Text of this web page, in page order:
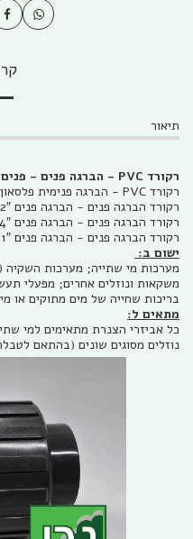
תיאור
רקורד PVC - הברגה פנים - פנים פלסאון
רקורד PVC - הברגה פנימית פלסאון, קוטר לבחירה
רקורד הברגה פנים - הברגה פנים 1/2″ × 1/2″
רקורד הברגה פנים - הברגה פנים 3/4″ × 3/4″
רקורד הברגה פנים - הברגה פנים 1″ × 1″
ישום ב:
מערכות מי שתייה; מערכות השקיה
משקאות ונוזלים אחרים; מפעלי
בריכות שחייה של מים מתוקים או
מתאים ל:
כל אביזרי הצנרת מתאימים למי
נוזלים מסוגים שונים (בהתאם